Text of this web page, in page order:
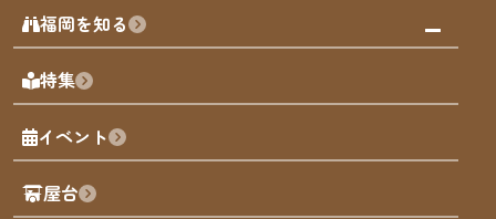
みんなの旅行記
天神エリア
博多旧市街
福岡城
歴史・文化
福岡を知る
福岡の見どころ
福岡の魅力
観光カレンダー
観光PR動画
特集
イベント
屋台